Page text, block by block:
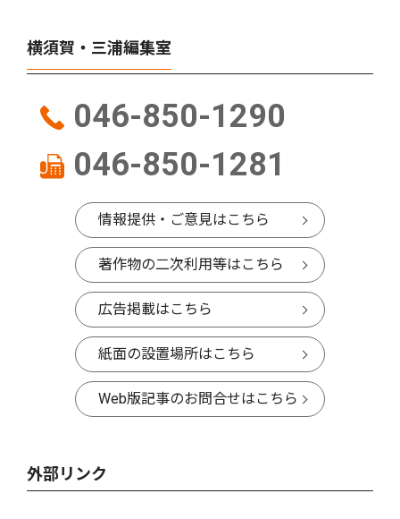
横須賀・三浦編集室
046-850-1290
046-850-1281
情報提供・ご意見はこちら
著作物の二次利用等はこちら
広告掲載はこちら
紙面の設置場所はこちら
Web版記事のお問合せはこちら
外部リンク